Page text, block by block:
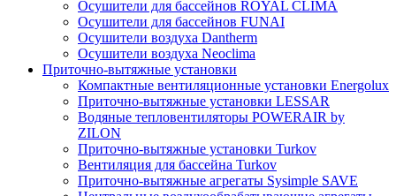
Осушители для бассейнов ROYAL CLIMA
Осушители для бассейнов FUNAI
Осушители воздуха Dantherm
Осушители воздуха Neoclima
Приточно-вытяжные установки
Компактные вентиляционные установки Energolux
Приточно-вытяжные установки LESSAR
Водяные тепловентиляторы POWERAIR by
ZILON
Приточно-вытяжные установки Turkov
Вентиляция для бассейна Turkov
Приточно-вытяжные агрегаты Sysimple SAVE